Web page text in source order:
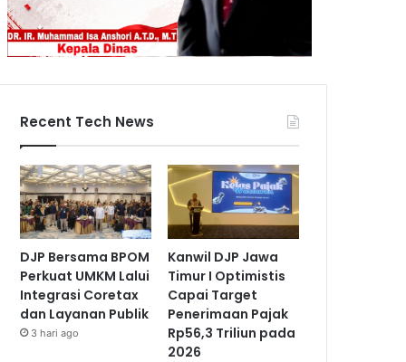
Recent Tech News
DJP Bersama BPOM
Perkuat UMKM Lalui
Integrasi Coretax
dan Layanan Publik
3 hari ago
Kanwil DJP Jawa
Timur I Optimistis
Capai Target
Penerimaan Pajak
Rp56,3 Triliun pada
2026